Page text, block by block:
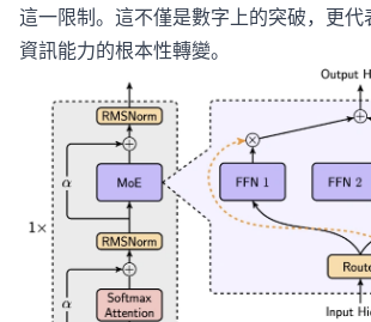
這一限制。這不僅是數字上的突破，更
資訊能力的根本性轉變。